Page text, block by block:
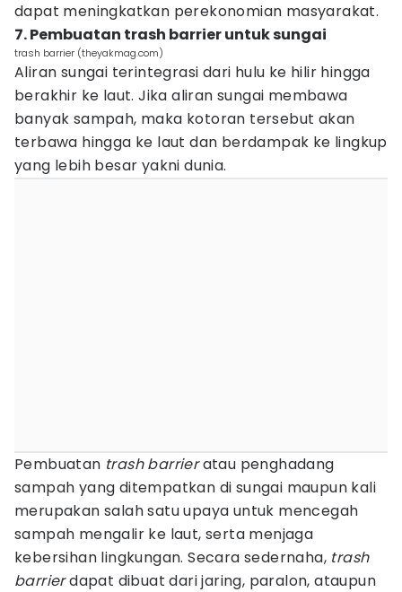
dapat meningkatkan perekonomian masyarakat.
7. Pembuatan trash barrier untuk sungai
trash barrier (theyakmag.com)
Aliran sungai terintegrasi dari hulu ke hilir hingga
berakhir ke laut. Jika aliran sungai membawa
banyak sampah, maka kotoran tersebut akan
terbawa hingga ke laut dan berdampak ke lingkup
yang lebih besar yakni dunia.
Pembuatan trash barrieratau penghadang
sampah yang ditempatkan di sungai maupun kali
merupakan salah satu upaya untuk mencegah
sampah mengalir ke laut, serta menjaga
kebersihan lingkungan. Secara sedernaha, trash
barrierdapat dibuat dari jaring, paralon, ataupun